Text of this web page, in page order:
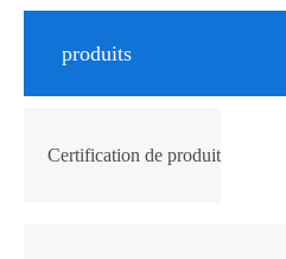
produits
Certification de produit